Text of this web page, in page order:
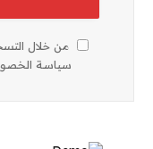
من خلال
سياسة